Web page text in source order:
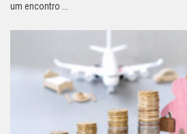
um encontro ...